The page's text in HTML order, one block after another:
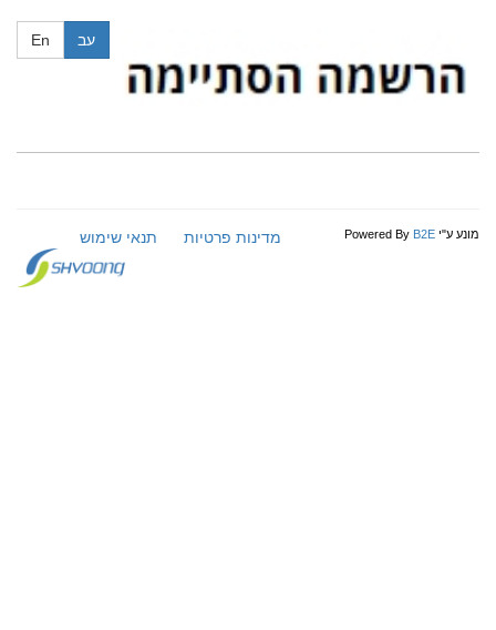
עב En
מונע ע"י Powered By מדינות פרטיות תנאי שימוש